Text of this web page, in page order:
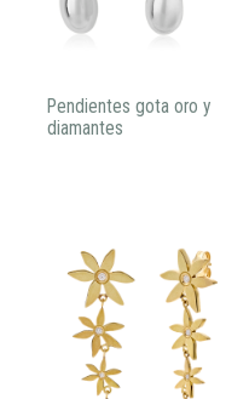
Pendientes gota oro y
diamantes